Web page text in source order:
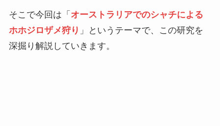
そこで今回は「 オーストラリアでのシャチによる
ホホジロザメ狩り 」というテーマで、この研究を
深掘り解説していきます。